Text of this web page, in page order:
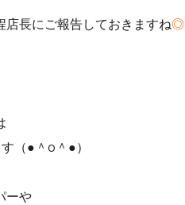
店長にご報告しておきますね◎
（●＾o＾●）
ーや